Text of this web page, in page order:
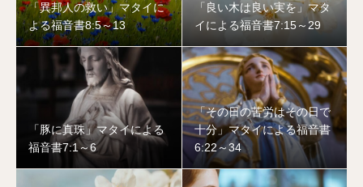
「異邦人の救い」マタイに
よる福音書8:5～13
「良い木は良い実を」マタ
イによる福音書7:15～29
「豚に真珠」マタイによる
福音書7:1～6
「その日の苦労はその日で
十分」マタイによる福音書
6:22～34